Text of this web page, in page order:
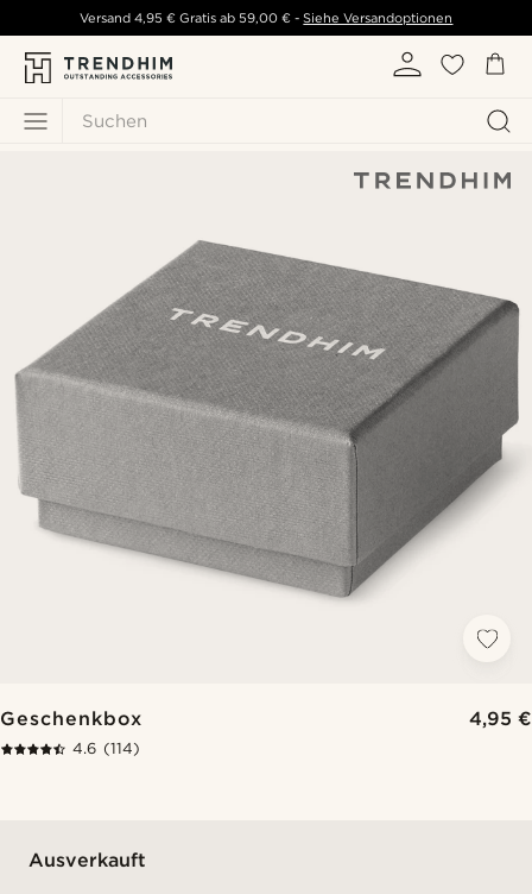
Suchen
Versand 4,95 € Gratis ab 59,00 € - Siehe Versandoptionen
Geschenkbox 4,95 €
4.6 (114)
Ausverkauft